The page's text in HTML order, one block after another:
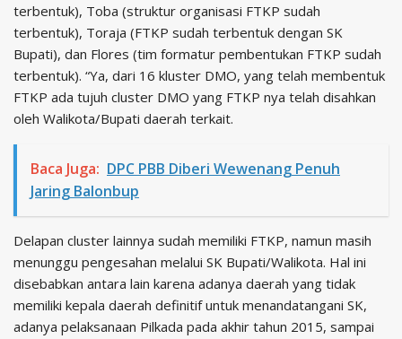
terbentuk), Toba (struktur organisasi FTKP sudah
terbentuk), Toraja (FTKP sudah terbentuk dengan SK
Bupati), dan Flores (tim formatur pembentukan FTKP sudah
terbentuk). “Ya, dari 16 kluster DMO, yang telah membentuk
FTKP ada tujuh cluster DMO yang FTKP nya telah disahkan
oleh Walikota/Bupati daerah terkait.
Baca Juga: DPC PBB Diberi Wewenang Penuh
Jaring Balonbup
Delapan cluster lainnya sudah memiliki FTKP, namun masih
menunggu pengesahan melalui SK Bupati/Walikota. Hal ini
disebabkan antara lain karena adanya daerah yang tidak
memiliki kepala daerah definitif untuk menandatangani SK,
adanya pelaksanaan Pilkada pada akhir tahun 2015, sampai